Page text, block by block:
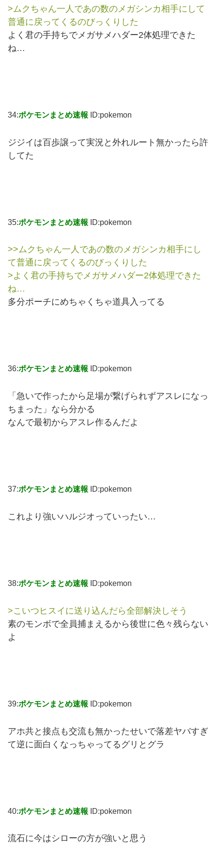
>ムクちゃん一人であの数のメガシンカ相手にして
普通に戻ってくるのびっくりした
よく君の手持ちでメガサメハダー2体処理できた
ね…
34:ポケモンまとめ速報 ID:pokemon
ジジイは百歩譲って実況と外れルート無かったら許
してた
35:ポケモンまとめ速報 ID:pokemon
>>ムクちゃん一人であの数のメガシンカ相手にし
て普通に戻ってくるのびっくりした
>よく君の手持ちでメガサメハダー2体処理できた
ね…
多分ポーチにめちゃくちゃ道具入ってる
36:ポケモンまとめ速報 ID:pokemon
「急いで作ったから足場が繋げられずアスレになっ
ちまった」なら分かる
なんで最初からアスレ作るんだよ
37:ポケモンまとめ速報 ID:pokemon
これより強いハルジオっていったい…
38:ポケモンまとめ速報 ID:pokemon
>こいつヒスイに送り込んだら全部解決しそう
素のモンボで全員捕まえるから後世に色々残らない
よ
39:ポケモンまとめ速報 ID:pokemon
アホ共と接点も交流も無かったせいで落差ヤバすぎ
て逆に面白くなっちゃってるグリとグラ
40:ポケモンまとめ速報 ID:pokemon
流石に今はシローの方が強いと思う